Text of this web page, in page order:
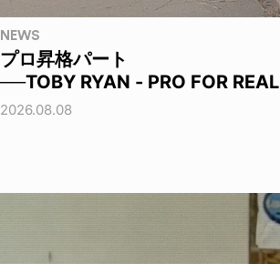
NEWS
プロ昇格パート
──TOBY RYAN - PRO FOR REAL
2026.08.08